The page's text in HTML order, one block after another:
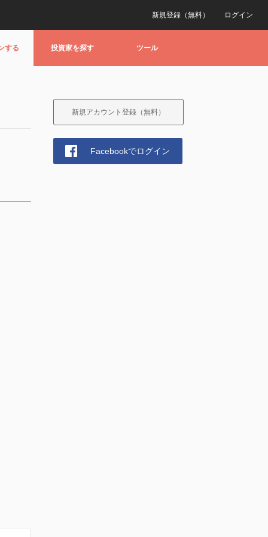
ログイン
新規登録（無料）
する 投資家を探す ツール
新規アカウント登録（無料）
Facebookでログイン